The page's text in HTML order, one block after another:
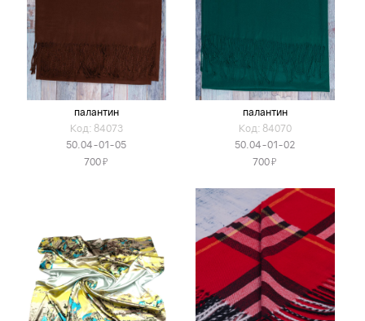
палантин
Код: 84073
50.04-01-05
700Я
палантин
Код: 84070
50.04-01-02
700Я